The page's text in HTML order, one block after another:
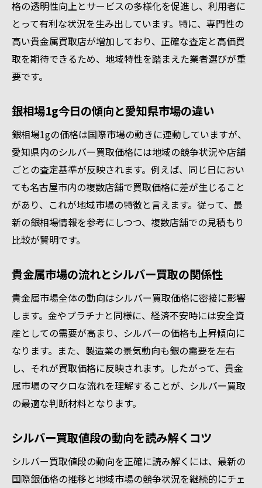
格の透明性向上とサービスの多様化を促進し、利用者に
とって有利な状況を生み出しています。特に、専門性の
高い貴金属買取店が増加しており、正確な査定と高価買
取を期待できるため、地域特性を踏まえた業者選びが重
要です。
銀相場1g今日の傾向と愛知県市場の違い
銀相場1gの価格は国際市場の動きに連動していますが、
愛知県内のシルバー買取価格には地域の競争状況や店舗
ごとの査定基準が反映されます。例えば、同じ日におい
ても名古屋市内の複数店舗で買取価格に差が生じること
があり、これが地域市場の特徴と言えます。従って、最
新の銀相場情報を参考にしつつ、複数店舗での見積もり
比較が賢明です。
貴金属市場の流れとシルバー買取の関係性
貴金属市場全体の動向はシルバー買取価格に密接に影響
します。金やプラチナと同様に、経済不安時には安全資
産としての需要が高まり、シルバーの価格も上昇傾向に
なります。また、製造業の景気動向も銀の需要を左右
し、それが買取価格に反映されます。したがって、貴金
属市場のマクロな流れを理解することが、シルバー買取
の最適な判断材料となります。
シルバー買取値段の動向を読み解くコツ
シルバー買取値段の動向を正確に読み解くには、最新の
国際銀価格の推移と地域市場の競争状況を継続的にチェ